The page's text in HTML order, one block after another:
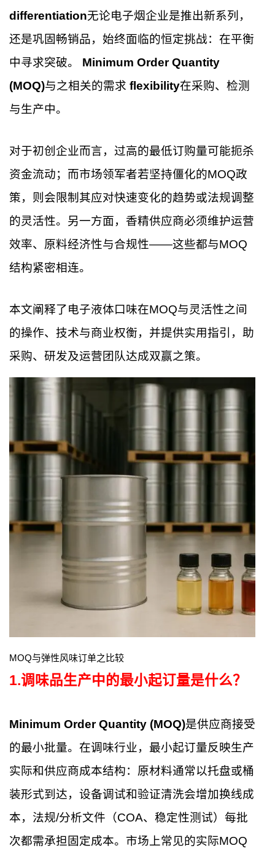
differentiation无论电子烟企业是推出新系列，
还是巩固畅销品，始终面临的恒定挑战：在平衡
中寻求突破。 Minimum Order Quantity
(MOQ)与之相关的需求 flexibility在采购、检测
与生产中。
对于初创企业而言，过高的最低订购量可能扼杀
资金流动；而市场领军者若坚持僵化的MOQ政
策，则会限制其应对快速变化的趋势或法规调整
的灵活性。另一方面，香精供应商必须维护运营
效率、原料经济性与合规性——这些都与MOQ
结构紧密相连。
本文阐释了电子液体口味在MOQ与灵活性之间
的操作、技术与商业权衡，并提供实用指引，助
采购、研发及运营团队达成双赢之策。
MOQ与弹性风味订单之比较
1.调味品生产中的最小起订量是什么？
Minimum Order Quantity (MOQ)是供应商接受
的最小批量。在调味行业，最小起订量反映生产
实际和供应商成本结构：原材料通常以托盘或桶
装形式到达，设备调试和验证清洗会增加换线成
本，法规/分析文件（COA、稳定性测试）每批
次都需承担固定成本。市场上常见的实际MOQ